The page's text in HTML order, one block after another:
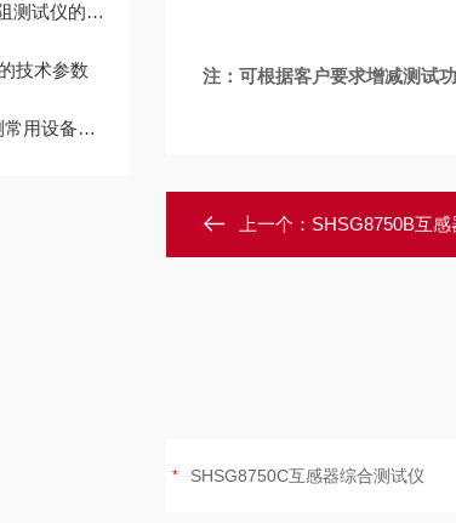
的使用方法
技术参数
设备清单
注：可根据客户要求增减测试
上一个： SHSG8750B互感器